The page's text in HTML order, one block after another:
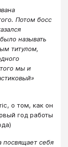
Потом босс
называть
титулом,
мы и
о том, как он
год работы
посвящает себя